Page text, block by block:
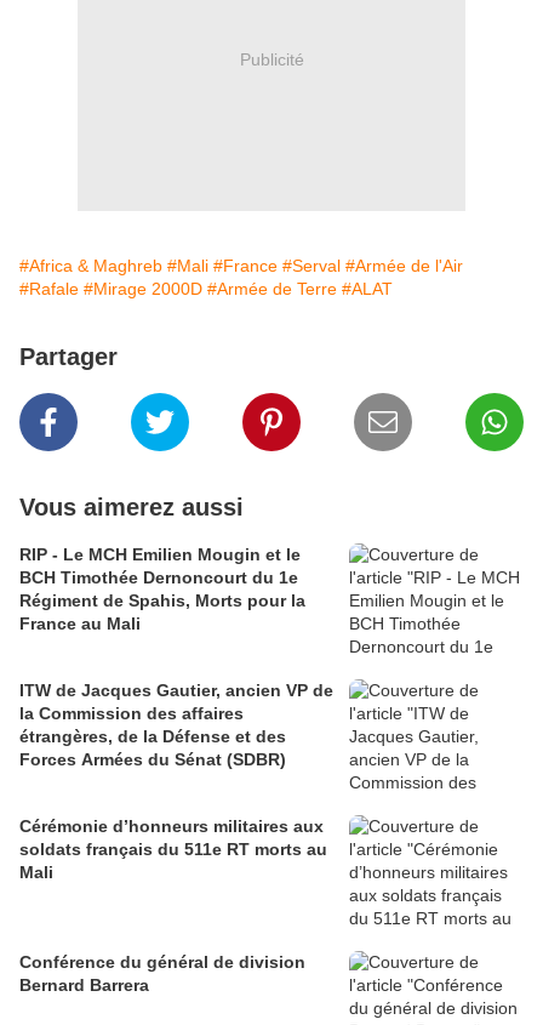
Publicité
#Africa & Maghreb #Mali #France #Serval #Armée de l'Air
#Rafale #Mirage 2000D #Armée de Terre #ALAT
Partager
Vous aimerez aussi
RIP - Le MCH Emilien Mougin et le
BCH Timothée Dernoncourt du 1e
Régiment de Spahis, Morts pour la
France au Mali
ITW de Jacques Gautier, ancien VP de
la Commission des affaires
étrangères, de la Défense et des
Forces Armées du Sénat (SDBR)
Cérémonie d’honneurs militaires aux
soldats français du 511e RT morts au
Mali
Conférence du général de division
Bernard Barrera